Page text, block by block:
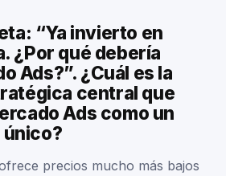
“Ya invierto en
¿Por qué debería
Ads?”. ¿Cuál es la
central que
Ads como un
precios mucho más bajos